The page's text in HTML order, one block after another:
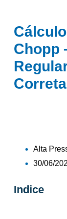
Chopp
Alta
30/06/
Indice